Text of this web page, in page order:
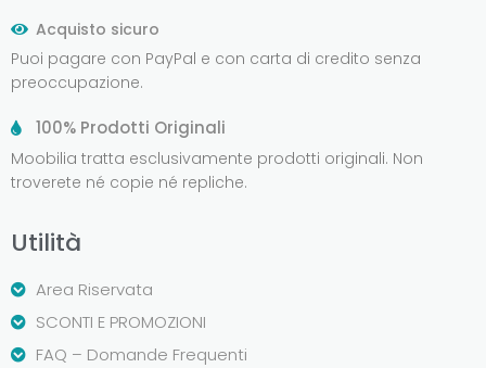
Acquisto sicuro
Puoi pagare con PayPal e con carta di credito senza
preoccupazione.
100% Prodotti Originali
Moobilia tratta esclusivamente prodotti originali. Non
troverete né copie né repliche.
Utilità
Area Riservata
SCONTI E PROMOZIONI
FAQ – Domande Frequenti